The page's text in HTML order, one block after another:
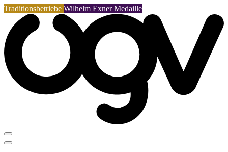
Traditionsbetriebe Wilhelm Exner Medaille